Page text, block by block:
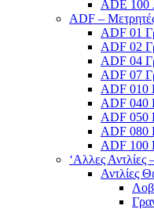
ADE 100
ADF –
ADF 01
ADF 02
ADF 04
ADF 07
ADF 010
ADF 040
ADF 050
ADF 080
ADF 100
‘Αλλες Αντλίες
Αντλίες